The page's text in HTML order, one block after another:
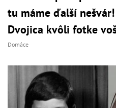
tu máme ďalší
Dvojica kvôli fotke
Domáce